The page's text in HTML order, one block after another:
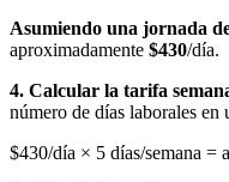
Asumiendo una jornada
aproximadamente $430/día.
4. Calcular la tarifa
número de días laborales en
$430/día × 5 días/semana =